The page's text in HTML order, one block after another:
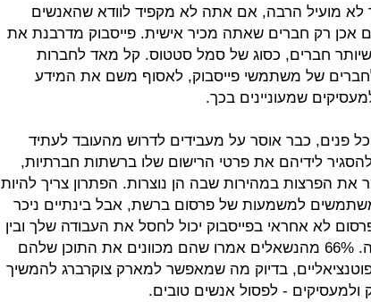
לא מועיל הרבה, אם אתה לא מקפיד לוודא שהאנשים
אכן רק חברים שאתה מכיר אישית. פייסבוק מדרבנת את
חברים, כסוג של סמל סטטוס. קל מאד לחברות
של משתמשי פייסבוק, לאסוף משם את המידע
שמעוניינים בכך.
פנים, כבר אוסר על מעבידים לדרוש מהעובד לעתיד
לידיהם את פרטי הרישום שלו ברשתות חברתיות,
את הפרצות במהירות שבה הן נוצרות. הפתרון צריך להיות
למשמעות של פרסום ברשת, אבל בינתיים ניכר
לא אחראי בפייסבוק יכול לחסל את העבודה שלך ובין
הנכונות לנקוט צעדי הגנה. 66% מהנשאלים אמרו שהם מכוונים את התוכן שלהם
בדיוק מה שמאפשר למארק צוקרברג להמשיך
- לפסול אנשים טובים.